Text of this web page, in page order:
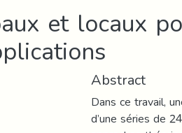
et locaux
Abstract
Dans ce travail,
d’une séries de